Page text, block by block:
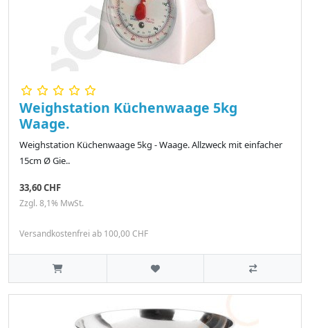
Weighstation Küchenwaage 5kg
Waage.
Weighstation Küchenwaage 5kg - Waage. Allzweck mit einfacher
15cm Ø Gie..
33,60 CHF
Zzgl. 8,1% MwSt.
Versandkostenfrei ab 100,00 CHF